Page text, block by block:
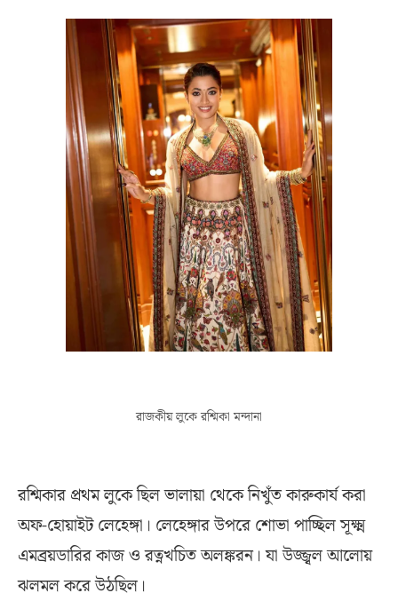
রাজকীয় লুকে রশ্মিকা মন্দানা
রশ্মিকার প্রথম লুকে ছিল ভালায়া থেকে নিখুঁত কারুকার্য করা
অফ-হোয়াইট লেহেঙ্গা। লেহেঙ্গার উপরে শোভা পাচ্ছিল সূক্ষ্ম
এমব্রয়ডারির কাজ ও রত্নখচিত অলঙ্করন। যা উজ্জ্বল আলোয়
ঝলমল করে উঠছিল।